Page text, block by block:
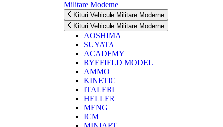
Militare Moderne
Kituri Vehicule Militare Moderne
Kituri Vehicule Militare Moderne
AOSHIMA
SUYATA
ACADEMY
RYEFIELD MODEL
AMMO
KINETIC
ITALERI
HELLER
MENG
ICM